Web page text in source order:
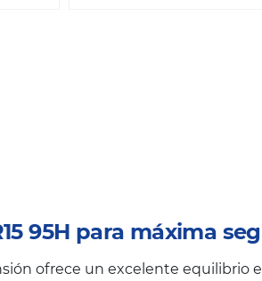
95H para máxima
ofrece un excelente